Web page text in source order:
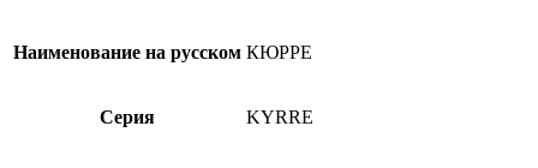
Наименование на русском КЮРРЕ
Серия KYRRE